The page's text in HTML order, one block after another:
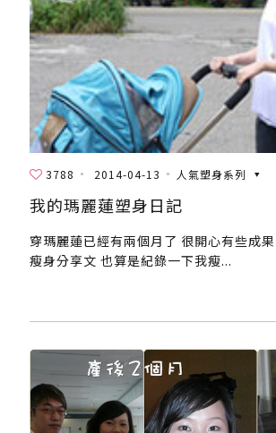
3788 2014-04-13 人氣塑身系列
我的瑪麗蓮塑身日記
穿瑪麗蓮已經有兩個月了 很開心有些成
瘦身分享文 也算是紀錄一下我瘦...